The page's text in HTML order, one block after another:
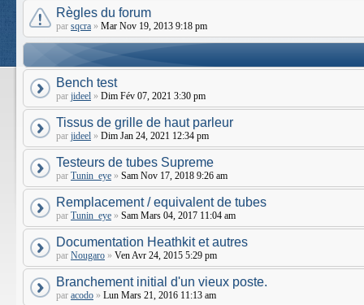
Règles du forum
par sqcra » Mar Nov 19, 2013 9:18 pm
Bench test
par jideel » Dim Fév 07, 2021 3:30 pm
Tissus de grille de haut parleur
par jideel » Dim Jan 24, 2021 12:34 pm
Testeurs de tubes Supreme
par Tunin_eye » Sam Nov 17, 2018 9:26 am
Remplacement / equivalent de tubes
par Tunin_eye » Sam Mars 04, 2017 11:04 am
Documentation Heathkit et autres
par Nougaro » Ven Avr 24, 2015 5:29 pm
Branchement initial d'un vieux poste.
par acodo » Lun Mars 21, 2016 11:13 am